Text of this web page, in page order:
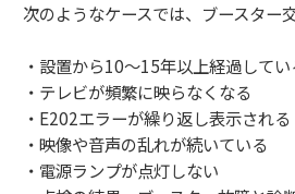
次のようなケースでは、ブースター
・設置から10〜15年以上経過してい
・テレビが頻繁に映らなくなる
・E202エラーが繰り返し表示される
・映像や音声の乱れが続いている
・電源ランプが点灯しない